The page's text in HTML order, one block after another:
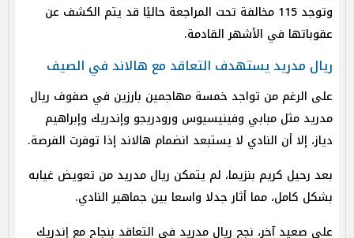
وتوجد 115 مخالفة تحت المراجعة حاليًا قد يتم الكشف عن
عقوباتها في الأشهر القادمة.
ريال مدريد يستهدف التعاقد مع هالاند في الصيف
على الرغم من تواجد خمسة مهاجمين بارزين في صفوف ريال
مدريد مثل مبابي وفينيسيوس ورودريجو وإندريك وإبراهيم
دياز، إلا أن النادي لا يستبعد انضمام هالاند إذا توفرت الفرصة.
بعد رحيل كريم بنزيما، لم يتمكن ريال مدريد من تعويض غيابه
بشكل كامل، مما أثار جدلا واسعا بين جماهير النادي.
على صعيد آخر، نجح ريال مدريد في التعاقد بنجاح مع إندريك